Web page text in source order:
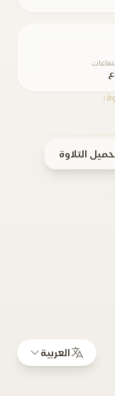
التلاوة
العربية